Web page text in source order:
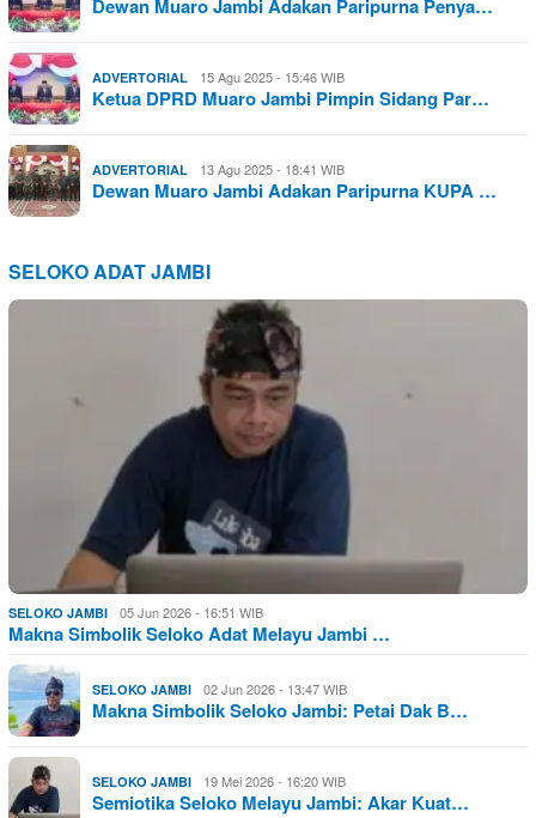
Dewan Muaro Jambi Adakan Paripurna Penya…
ADVERTORIAL 15 Agu 2025 - 15:46 WIB
Ketua DPRD Muaro Jambi Pimpin Sidang Par…
ADVERTORIAL 13 Agu 2025 - 18:41 WIB
Dewan Muaro Jambi Adakan Paripurna KUPA …
SELOKO ADAT JAMBI
SELOKO JAMBI 05 Jun 2026 - 16:51 WIB
Makna Simbolik Seloko Adat Melayu Jambi …
SELOKO JAMBI 02 Jun 2026 - 13:47 WIB
Makna Simbolik Seloko Jambi: Petai Dak B…
SELOKO JAMBI 19 Mei 2026 - 16:20 WIB
Semiotika Seloko Melayu Jambi: Akar Kuat…